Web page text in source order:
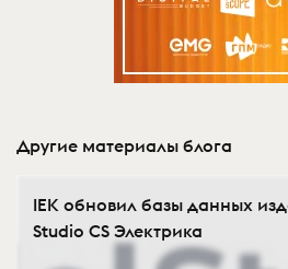
Другие материалы блога
IEK обновил базы данных
Studio CS Электрика